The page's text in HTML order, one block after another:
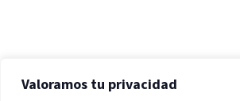
Valoramos tu privacidad